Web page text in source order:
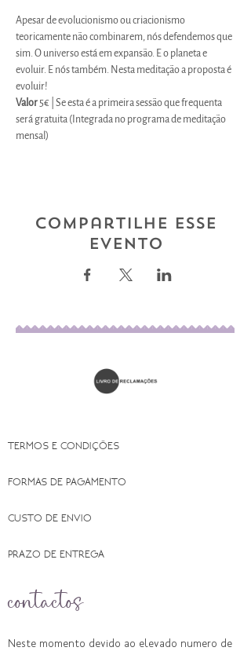
Apesar de evolucionismo ou criacionismo
teoricamente não combinarem, nós defendemos que
sim. O universo está em expansão. E o planeta e
evoluir. E nós também. Nesta meditação a proposta é
evoluir!
Valor 5€ | Se esta é a primeira sessão que frequenta
será gratuita (Integrada no programa de meditação
mensal)
Compartilhe esse
evento
TERMOS E CONDIÇÕES
FORMAS DE PAGAMENTO
CUSTO DE ENVIO
PRAZO DE ENTREGA
contactos
Neste momento devido ao elevado numero de